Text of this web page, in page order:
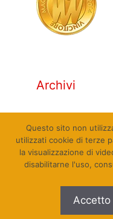
Archivi
© Qualcosa di
riservati. Sito
Questo sito non
utilizzati cookie di terze
la visualizzazione di
disabilitarne l'uso,
Accetto